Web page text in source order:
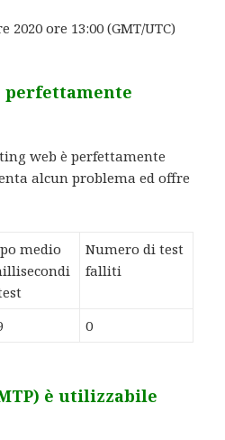
2020 ore 13:00 (GMT/UTC)
perfettamente
web è perfettamente
alcun problema ed offre
medio
Numero di test
falliti
0
è utilizzabile